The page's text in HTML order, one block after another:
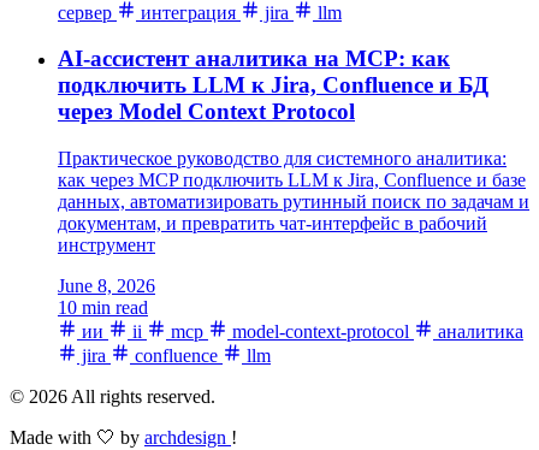
сервер
интеграция jira llm
AI-ассистент аналитика на MCP: как
подключить LLM к Jira, Confluence и БД
через Model Context Protocol
Практическое руководство для системного аналитика:
как через MCP подключить LLM к Jira, Confluence и базе
данных, автоматизировать рутинный поиск по задачам и
документам, и превратить чат-интерфейс в рабочий
инструмент
June 8, 2026
10 min read
ии
ii mcp model-context-protocol
аналитика
jira
confluence
llm
© 2026 All rights reserved.
Made with 🤍 by archdesign !